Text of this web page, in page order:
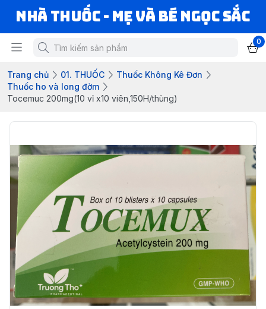
Nhà Thuốc - Mẹ và Bé Ngọc Sắc
0
Trang chủ 01. THUỐC
Thuốc Không Kê Đơn
Thuốc ho và long đờm
Tocemuc 200mg(10 vỉ x10 viên,150H/thùng)